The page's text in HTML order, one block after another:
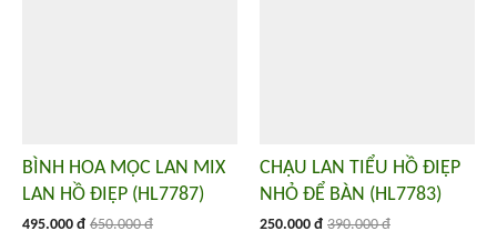
BÌNH HOA MỘC LAN MIX
LAN HỒ ĐIỆP (HL7787)
495.000 đ 650.000 đ
CHẬU LAN TIỂU HỒ ĐIỆP
NHỎ ĐỂ BÀN (HL7783)
250.000 đ 390.000 đ